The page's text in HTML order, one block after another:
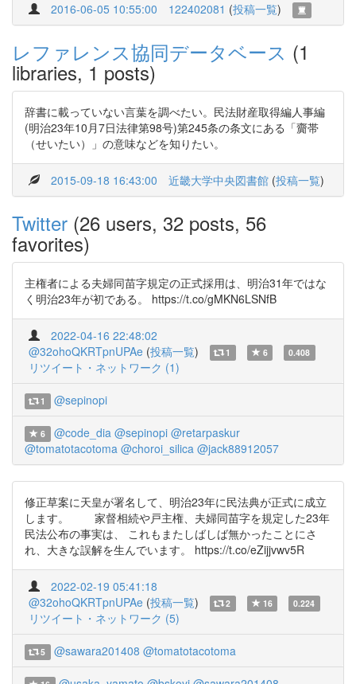
2016-06-05 10:55:00 122402081 (投稿一覧)
レファレンス協同データベース (1
libraries, 1 posts)
辞書に載っていない言葉を調べたい。民法財産取得編人事編
(明治23年10月7日法律第98号)第245条の条文にある「齎帯
（せいたい）」の意味などを知りたい。
2015-09-18 16:43:00 近畿大学中央図書館 (投稿一覧)
Twitter (26 users, 32 posts, 56
favorites)
主権者による夫婦同苗字規定の正式採用は、明治31年ではな
く明治23年が初である。 https://t.co/gMKN6LSNfB
2022-04-16 22:48:02
@32ohoQKRTpnUPAe (投稿一覧) 1 6 0.408
リツイート・ネットワーク (1)
1 @sepinopi
6 @code_dia @sepinopi @retarpaskur
@tomatotacotoma @choroi_silica @jack88912057
修正草案に天皇が署名して、明治23年に民法典が正式に成立
します。 家督相続や戸主権、夫婦同苗字を規定した23年
民法公布の事実は、 これもまたしばしば無かったことにさ
れ、大きな誤解を生んでいます。 https://t.co/eZijjvwv5R
2022-02-19 05:41:18
@32ohoQKRTpnUPAe (投稿一覧) 2 16 0.224
リツイート・ネットワーク (5)
5 @sawara201408 @tomatotacotoma